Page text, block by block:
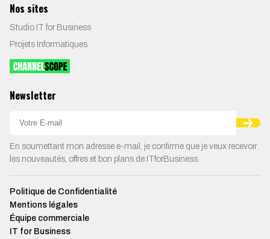
Nos sites
Studio IT for Business
Projets Informatiques
Newsletter
En soumettant mon adresse e-mail, je confirme que je veux recevoir
les nouveautés, offres et bon plans de ITforBusiness.
Politique de Confidentialité
Mentions légales
Équipe commerciale
IT for Business